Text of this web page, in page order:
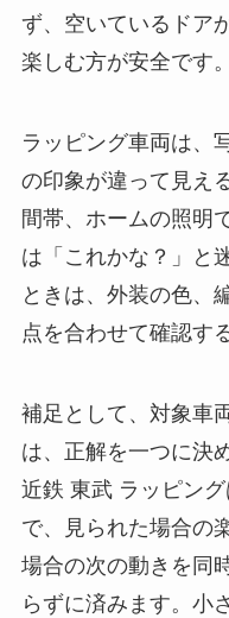
ず、空いているドア
楽しむ方が安全です。
ラッピング車両は、
の印象が違って見え
間帯、ホームの照明
は「これかな？」と
ときは、外装の色、
点を合わせて確認す
補足として、対象車
は、正解を一つに決
近鉄 東武 ラッピン
で、見られた場合の
場合の次の動きを同
らずに済みます。小